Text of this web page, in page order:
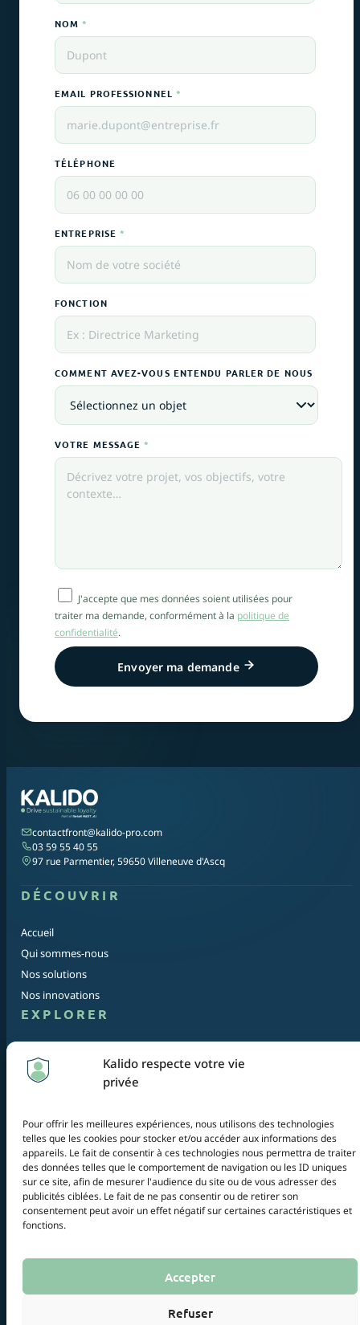
Kalido respecte votre vie
privée
Pour offrir les meilleures expériences, nous utilisons des technologies
telles que les cookies pour stocker et/ou accéder aux informations des
appareils. Le fait de consentir à ces technologies nous permettra de traiter
des données telles que le comportement de navigation ou les ID uniques
sur ce site, afin de mesurer l'audience du site ou de vous adresser des
publicités ciblées. Le fait de ne pas consentir ou de retirer son
consentement peut avoir un effet négatif sur certaines caractéristiques et
fonctions.
Accepter
Refuser
NOM*
EMAIL PROFESSIONNEL *
TÉLÉPHONE
ENTREPRISE*
FONCTION
COMMENT AVEZ-VOUS ENTENDU PARLER DE NOUS
VOTRE MESSAGE*
J'accepte que mes données soient utilisées pour
traiter ma demande, conformément à la politique de
confidentialité.
Envoyer ma demande
contactfront@kalido-pro.com
03 59 55 40 55
97 rue Parmentier, 59650 Villeneuve d'Ascq
DÉCOUVRIR
Accueil
Qui sommes-nous
Nos solutions
Nos innovations
EXPLORER
Contact
© 2026 Kalido — Tous droits réservés
Mentions légales
Politique de confidentialité
Certaines images de ce site sont générées par intelligence artificielle à
des fins illustratives. Elles ne représentent pas nécessairement les